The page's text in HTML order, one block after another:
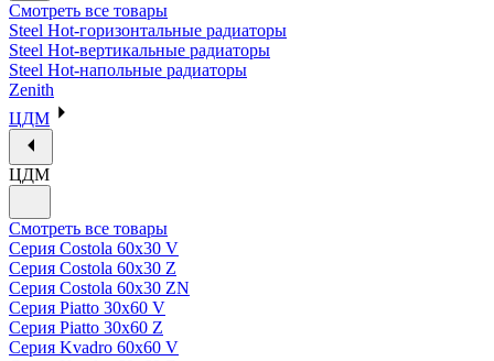
Смотреть все товары
Steel Hot-горизонтальные радиаторы
Steel Hot-вертикальные радиаторы
Steel Hot-напольные радиаторы
Zenith
ЦДМ
ЦДМ
Смотреть все товары
Серия Costola 60х30 V
Серия Costola 60х30 Z
Серия Costola 60х30 ZN
Серия Piatto 30х60 V
Серия Piatto 30х60 Z
Серия Kvadro 60х60 V